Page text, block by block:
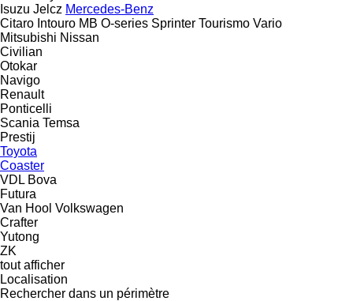
Isuzu Jelcz Mercedes-Benz
Citaro Intouro MB O-series Sprinter Tourismo Vario
Mitsubishi Nissan
Civilian
Otokar
Navigo
Renault
Ponticelli
Scania Temsa
Prestij
Toyota
Coaster
VDL Bova
Futura
Van Hool Volkswagen
Crafter
Yutong
ZK
tout afficher
Localisation
Rechercher dans un périmètre